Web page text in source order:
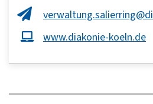
www.diakonie-koeln.de